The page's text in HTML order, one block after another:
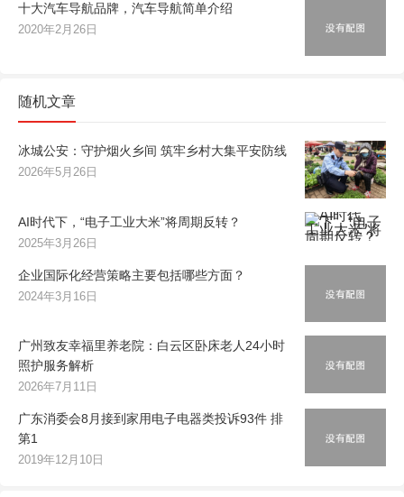
十大汽车导航品牌，汽车导航简单介绍
2020年2月26日
随机文章
冰城公安：守护烟火乡间 筑牢乡村大集平安防线
2026年5月26日
AI时代下，“电子工业大米”将周期反转？
2025年3月26日
企业国际化经营策略主要包括哪些方面？
2024年3月16日
广州致友幸福里养老院：白云区卧床老人24小时
照护服务解析
2026年7月11日
广东消委会8月接到家用电子电器类投诉93件 排
第1
2019年12月10日